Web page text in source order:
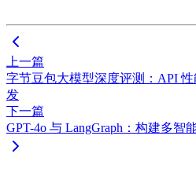
上一篇
字节豆包大模型深度评测：API
发
下一篇
GPT-4o 与 LangGraph：构建多智